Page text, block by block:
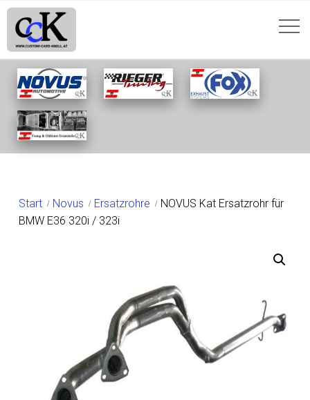
SHOP
Start Novus Ersatzrohre
NOVUS Kat Ersatzrohr für
BMW E36 320i / 323i